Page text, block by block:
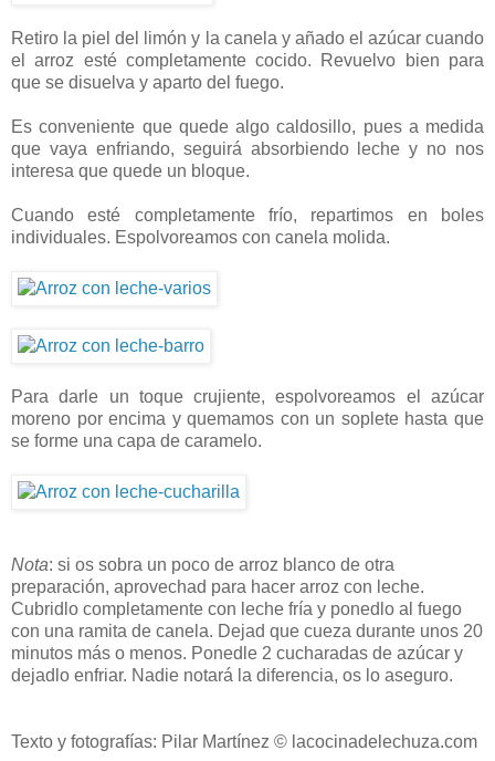
Retiro la piel del limón y la canela y añado el azúcar cuando
el arroz esté completamente cocido. Revuelvo bien para
que se disuelva y aparto del fuego.
Es conveniente que quede algo caldosillo, pues a medida
que vaya enfriando, seguirá absorbiendo leche y no nos
interesa que quede un bloque.
Cuando esté completamente frío, repartimos en boles
individuales. Espolvoreamos con canela molida.
Para darle un toque crujiente, espolvoreamos el azúcar
moreno por encima y quemamos con un soplete hasta que
se forme una capa de caramelo.
Nota: si os sobra un poco de arroz blanco de otra
preparación, aprovechad para hacer arroz con leche.
Cubridlo completamente con leche fría y ponedlo al fuego
con una ramita de canela. Dejad que cueza durante unos 20
minutos más o menos. Ponedle 2 cucharadas de azúcar y
dejadlo enfriar. Nadie notará la diferencia, os lo aseguro.
Texto y fotografías: Pilar Martínez © lacocinadelechuza.com